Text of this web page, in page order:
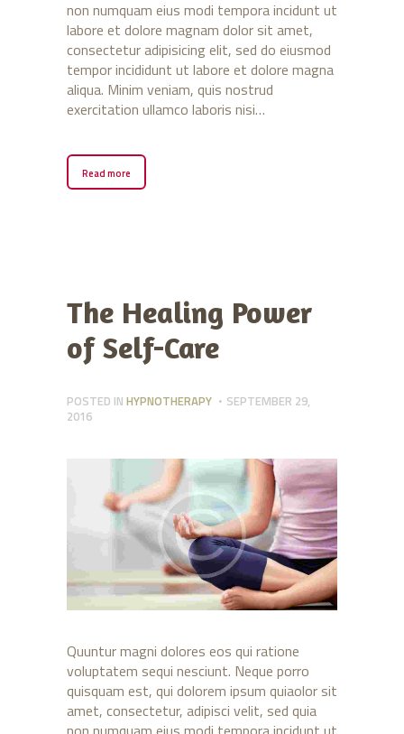
non numquam eius modi tempora incidunt ut
labore et dolore magnam dolor sit amet,
consectetur adipisicing elit, sed do eiusmod
tempor incididunt ut labore et dolore magna
aliqua. Minim veniam, quis nostrud
exercitation ullamco laboris nisi…
Read more
The Healing Power
of Self-Care
POSTED IN HYPNOTHERAPY
SEPTEMBER 29,
2016
Quuntur magni dolores eos qui ratione
voluptatem sequi nesciunt. Neque porro
quisquam est, qui dolorem ipsum quiaolor sit
amet, consectetur, adipisci velit, sed quia